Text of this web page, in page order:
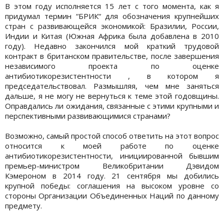
В этом году исполняется 15 лет с того момента, как я
придумал термин “БРИК“ для обозначения крупнейших
стран с развивающейся экономикой: Бразилии, России,
Индии и Китая (Южная Африка была добавлена в 2010
году). Недавно закончился мой краткий трудовой
контракт в британском правительстве, после завершения
независимого проекта по оценке
антибиотикорезистентности , в котором я
председательствовал. Размышляя, чем мне заняться
дальше, я не могу не вернуться к теме этой годовщины.
Оправдались ли ожидания, связанные с этими крупными и
перспективными развивающимися странами?
Возможно, самый простой способ ответить на этот вопрос
относится к моей работе по оценке
антибиотикорезистентности, инициированной бывшим
премьер-министром Великобритании Дэвидом
Кэмероном в 2014 году. 21 сентября мы добились
крупной победы: соглашения на высоком уровне со
стороны Организации Объединенных Наций по данному
предмету.